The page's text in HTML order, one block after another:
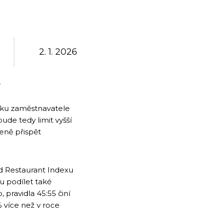
2. 1. 2026
zaměstnavatele
tedy limit vyšší
přispět
Restaurant Indexu
podílet také
pravidla 45:55 činí
více než v roce